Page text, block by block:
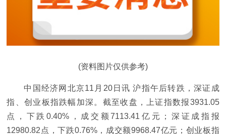
(资料图片仅供参考)
中国经济网北京11月20日讯 沪指午后转跌，深证成
指、创业板指跌幅加深。截至收盘，上证指数报3931.05
点，下跌0.40%，成交额7113.41亿元；深证成指报
12980.82点，下跌0.76%，成交额9968.47亿元；创业板指